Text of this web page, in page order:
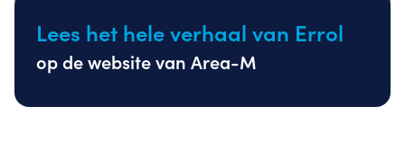
Lees het hele verhaal van Errol
op de website van Area-M